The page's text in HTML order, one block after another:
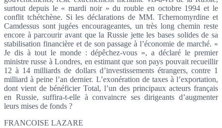
surtout depuis le « mardi noir » du rouble en octobre 1994 et le
conflit tchétchène. Si les déclarations de MM. Tchernomyrdine et
Camdessus sont jugées encourageantes, un très long chemin reste
encore à parcourir avant que la Russie jette les bases solides de sa
stabilisation financière et de son passage à l’économie de marché. «
Je dis à tout le monde : dépêchez-vous », a déclaré le premier
ministre russe à Londres, en estimant que son pays pouvait recueillir
12 à 14 milliards de dollars d’investissements étrangers, contre 1
milliard à peine l’an dernier. L’exonération de taxes à l’exportation,
dont vient de bénéficier Total, l’un des principaux acteurs français
en Russie, suffira-t-elle à convaincre ses dirigeants d’augmenter
leurs mises de fonds ?
FRANCOISE LAZARE